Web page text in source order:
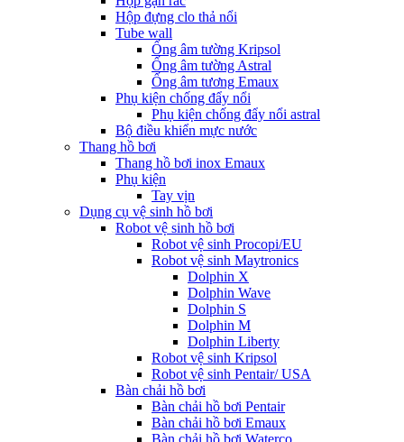
Hộp đựng clo thả nổi
Tube wall
Ống âm tường Kripsol
Ống âm tường Astral
Ống âm tương Emaux
Phụ kiện chống đẩy nổi
Phụ kiện chống đẩy nổi astral
Bộ điều khiển mực nước
Thang hồ bơi
Thang hồ bơi inox Emaux
Phụ kiện
Tay vịn
Dụng cụ vệ sinh hồ bơi
Robot vệ sinh hồ bơi
Robot vệ sinh Procopi/EU
Robot vệ sinh Maytronics
Dolphin X
Dolphin Wave
Dolphin S
Dolphin M
Dolphin Liberty
Robot vệ sinh Kripsol
Robot vệ sinh Pentair/ USA
Bàn chải hồ bơi
Bàn chải hồ bơi Pentair
Bàn chải hồ bơi Emaux
Bàn chải hồ bơi Waterco